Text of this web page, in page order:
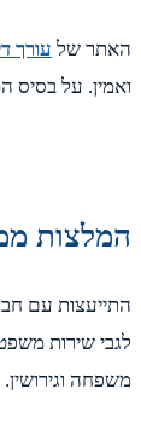
האתר של עורך
ואמין. על בסיס
המלצות
התייעצות עם
לגבי שירות
משפחה וגירושין.